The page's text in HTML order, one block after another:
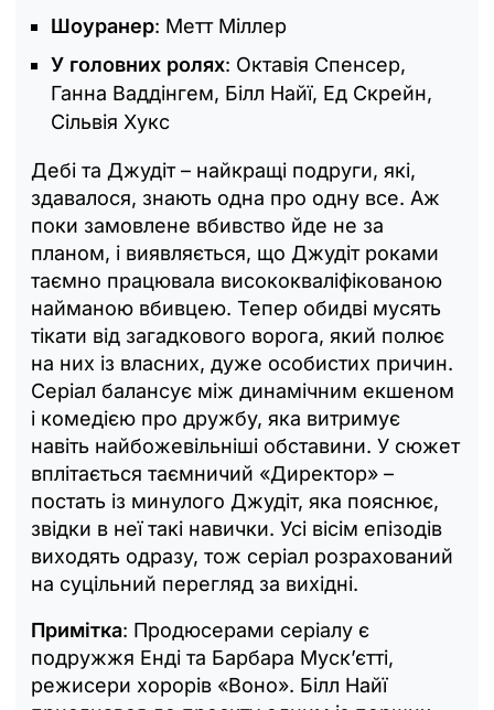
Шоуранер: Метт Міллер
У головних ролях: Октавія Спенсер,
Ганна Ваддінгем, Білл Найї, Ед Скрейн,
Сільвія Хукс
Дебі та Джудіт – найкращі подруги, які,
здавалося, знають одна про одну все. Аж
поки замовлене вбивство йде не за
планом, і виявляється, що Джудіт роками
таємно працювала висококваліфікованою
найманою вбивцею. Тепер обидві мусять
тікати від загадкового ворога, який полює
на них із власних, дуже особистих причин.
Серіал балансує між динамічним екшеном
і комедією про дружбу, яка витримує
навіть найбожевільніші обставини. У сюжет
вплітається таємничий «Директор» –
постать із минулого Джудіт, яка пояснює,
звідки в неї такі навички. Усі вісім епізодів
виходять одразу, тож серіал розрахований
на суцільний перегляд за вихідні.
Примітка: Продюсерами серіалу є
подружжя Енді та Барбара Мускʼєтті,
режисери хорорів «Воно». Білл Найї